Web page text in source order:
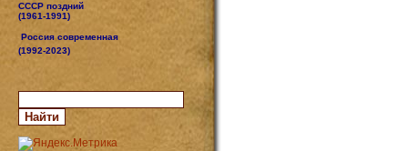
СССР поздний
(1961-1991)
Россия современная
(1992-2023)